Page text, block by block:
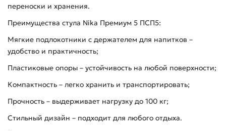
переноски и хранения.
Преимущества стула Nika Премиум 5 ПСП5:
Мягкие подлокотники с держателем для напитков –
удобство и практичность;
Пластиковые опоры – устойчивость на любой поверхности;
Компактность – легко хранить и транспортировать;
Прочность – выдерживает нагрузку до 100 кг;
Стильный дизайн – подходит для любого отдыха.